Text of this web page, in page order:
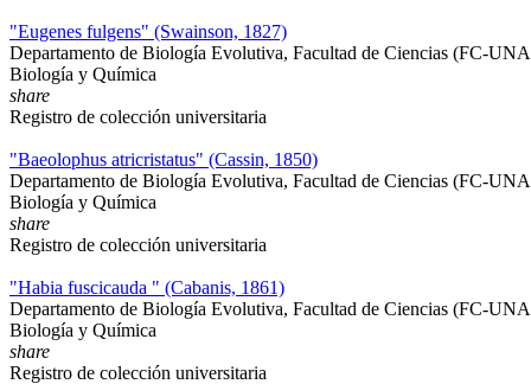
"Eugenes fulgens" (Swainson, 1827)
Departamento de Biología Evolutiva, Facultad de Ciencias (FC-
Biología y Química
share
Registro de colección universitaria
"Baeolophus atricristatus" (Cassin, 1850)
Departamento de Biología Evolutiva, Facultad de Ciencias (FC-
Biología y Química
share
Registro de colección universitaria
"Habia fuscicauda " (Cabanis, 1861)
Departamento de Biología Evolutiva, Facultad de Ciencias (FC-
Biología y Química
share
Registro de colección universitaria